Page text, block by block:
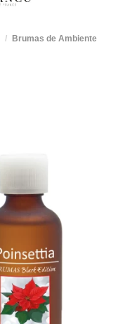
Brumas de Ambiente